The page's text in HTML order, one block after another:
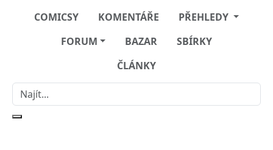
COMICSY KOMENTÁŘE
PŘEHLEDY
FORUM
BAZAR
SBÍRKY
ČLÁNKY